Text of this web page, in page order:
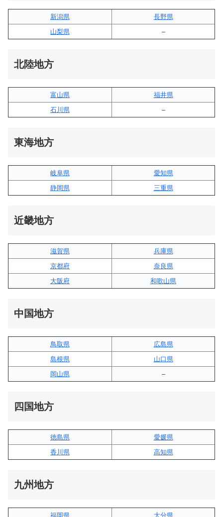
新潟県
長野県
山梨県
–
北陸地方
富山県
福井県
石川県
–
東海地方
岐阜県
愛知県
静岡県
三重県
近畿地方
滋賀県
兵庫県
京都府
奈良県
大阪府
和歌山県
中国地方
鳥取県
広島県
島根県
山口県
岡山県
–
四国地方
徳島県
愛媛県
香川県
高知県
九州地方
福岡県 大分県